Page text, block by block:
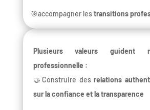
🎯accompagner lestransitions
Plusieurs valeurs guident
professionnelle :
🤝Construire desrelations
sur la confiance et la transparence